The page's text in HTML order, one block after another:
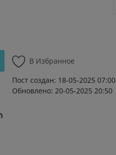
В Избранное
Пост создан: 18-05-2025 07:00
Обновлено: 20-05-2025 20:50